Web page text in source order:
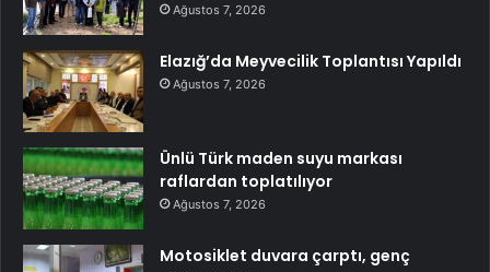
Ağustos 7, 2026
Elazığ’da Meyvecilik Toplantısı Yapıldı
Ağustos 7, 2026
Ünlü Türk maden suyu markası
raflardan toplatılıyor
Ağustos 7, 2026
Motosiklet duvara çarptı, genç